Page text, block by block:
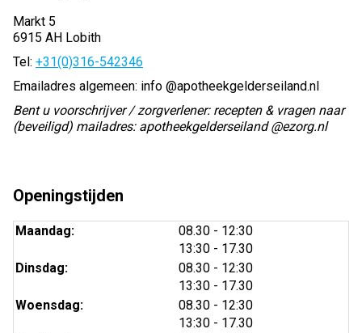
Markt 5
6915 AH Lobith
Tel: +31(0)316-542346
Emailadres algemeen: info @apotheekgelderseiland.nl
Bent u voorschrijver / zorgverlener: recepten & vragen naar
(beveiligd) mailadres: apotheekgelderseiland @ezorg.nl
Openingstijden
Maandag: 08.30 tot
- 12:30
13:30 tot
- 17.30
Dinsdag:
08.30 tot
- 12:30
13:30 tot
- 17.30
Woensdag:
08.30 tot
- 12:30
13:30 tot
- 17.30